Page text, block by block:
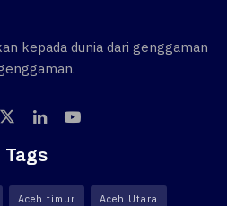
kepada dunia dari genggaman
Tags
Aceh timur Aceh Utara